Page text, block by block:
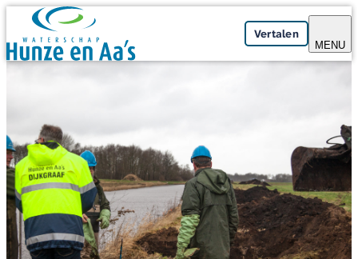
Skip navigation
Vertalen
MENU